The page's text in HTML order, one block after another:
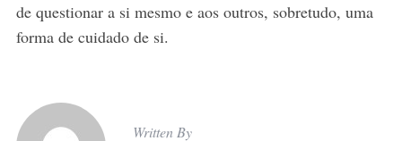
de questionar a si mesmo e aos outros, sobretudo, uma
forma de cuidado de si.
Written By